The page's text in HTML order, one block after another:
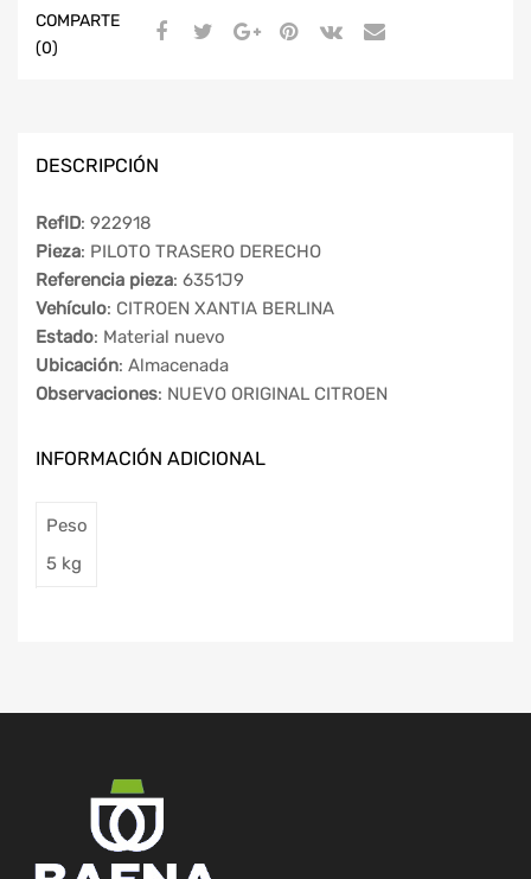
COMPARTE
(0)
DESCRIPCIÓN
RefID: 922918
Pieza: PILOTO TRASERO DERECHO
Referencia pieza: 6351J9
Vehículo: CITROEN XANTIA BERLINA
Estado: Material nuevo
Ubicación: Almacenada
Observaciones: NUEVO ORIGINAL CITROEN
INFORMACIÓN ADICIONAL
Peso
5 kg